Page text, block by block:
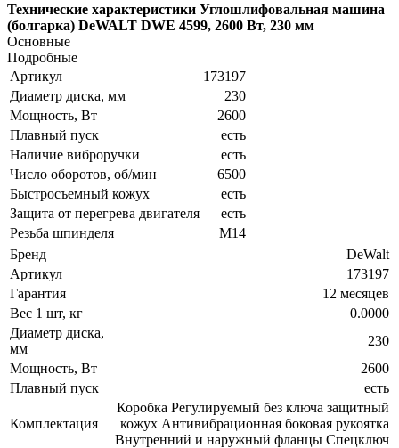
Технические характеристики Углошлифовальная машина
(болгарка) DeWALT DWE 4599, 2600 Вт, 230 мм
Основные
Подробные
Артикул
173197
Диаметр диска, мм
230
Мощность, Вт
2600
Плавный пуск
есть
Наличие виброручки
есть
Число оборотов, об/мин
6500
Быстросъемный кожух
есть
Защита от перегрева двигателя
есть
Резьба шпинделя
М14
Бренд
DeWalt
Артикул
173197
Гарантия
12 месяцев
Вес 1 шт, кг
0.0000
Диаметр диска,
мм
230
Мощность, Вт
2600
Плавный пуск
есть
Комплектация
Коробка Регулируемый без ключа защитный
кожух Антивибрационная боковая рукоятка
Внутренний и наружный фланцы Спецключ